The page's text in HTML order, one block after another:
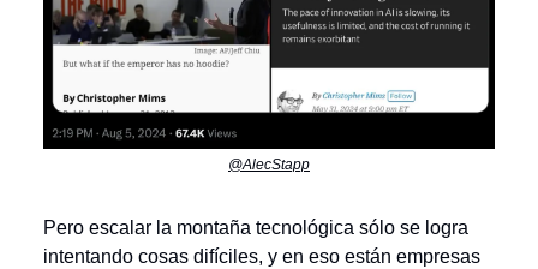
@AlecStapp
Pero escalar la montaña tecnológica sólo se logra
intentando cosas difíciles, y en eso están empresas